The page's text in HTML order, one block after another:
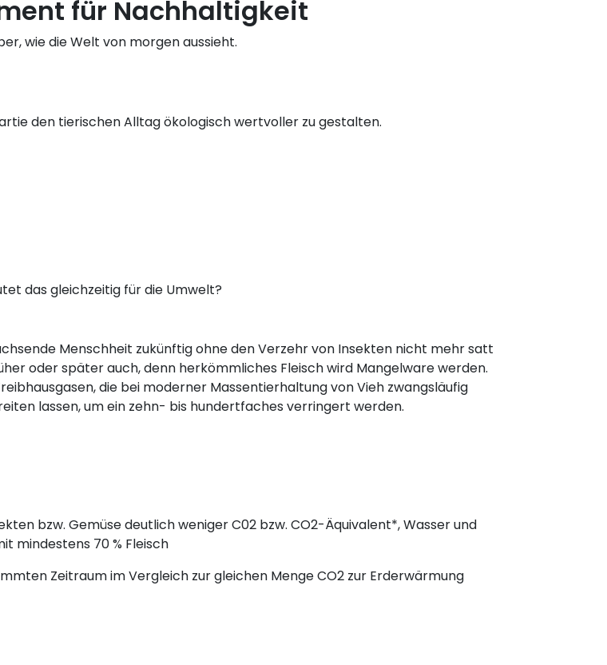
für Nachhaltigkeit
wie die Welt von morgen aussieht.
den tierischen Alltag ökologisch wertvoller zu gestalten.
das gleichzeitig für die Umwelt?
Menschheit zukünftig ohne den Verzehr von Insekten nicht mehr satt
oder später auch, denn herkömmliches Fleisch wird Mangelware werden.
die bei moderner Massentierhaltung von Vieh zwangsläufig
lassen, um ein zehn- bis hundertfaches verringert werden.
bzw. Gemüse deutlich weniger C02 bzw. CO2-Äquivalent*, Wasser und
mindestens 70 % Fleisch
Zeitraum im Vergleich zur gleichen Menge CO2 zur Erderwärmung